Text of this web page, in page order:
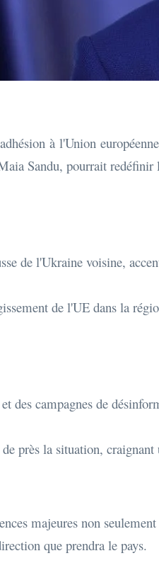
à l'Union
Sandu, pourrait
de l'Ukraine voisine,
de l'UE dans la
des campagnes de
près la situation,
majeures non
que prendra le pays.